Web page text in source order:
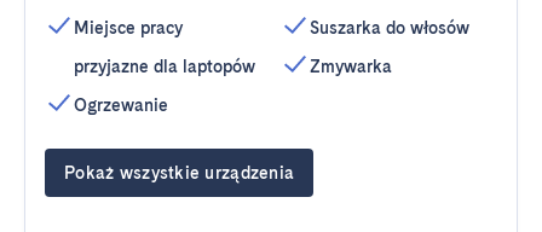
Miejsce pracy
przyjazne dla laptopów
Ogrzewanie
Suszarka do włosów
Zmywarka
Pokaż wszystkie urządzenia